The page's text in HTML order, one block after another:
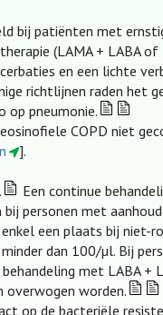
bij patiënten met
(LAMA + LABA of
en een lichte
richtlijnen raden het
op pneumonie.
COPD niet
].
Een continue
personen met
een plaats bij niet-
dan 100/µl. Bij
met LABA +
overwogen worden.
op de bacteriële